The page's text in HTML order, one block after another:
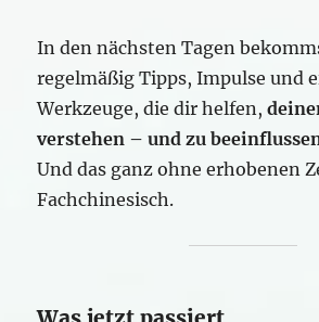
In den nächsten Tagen
regelmäßig Tipps, Impulse und
Werkzeuge, die dir helfen,
verstehen – und zu
Und das ganz ohne erhobenen
Fachchinesisch.